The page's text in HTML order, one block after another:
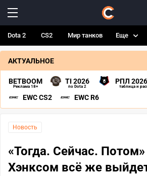
Dota 2 CS2 Мир танков Еще
АКТУАЛЬНОЕ
BETBOOM
Реклама 18+
TI 2026
по Dota 2
РПЛ
таблица и
EWC CS2 EWC R6
Новость
«Тогда. Сейчас.
Хэнксом всё же